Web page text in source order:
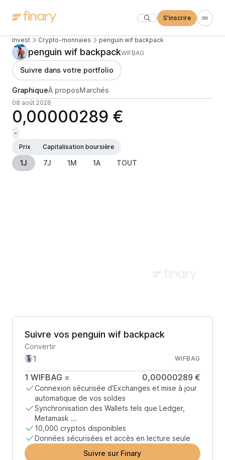
S'inscrire
Invest Crypto-monnaies penguin wif backpack
penguin wif backpackWIFBAG
Suivre dans votre portfolio
GraphiqueÀ proposMarchés
08 août 2026
0,00000289 €
-
Prix
Capitalisation boursière
1J 7J 1M 1A TOUT
Suivre vos penguin wif backpack
Convertir
WIFBAG
1 WIFBAG = 0,00000289 €
Connexion sécurisée d’Exchanges et mise à jour
automatique de vos soldes
Synchronisation des Wallets tels que Ledger,
Metamask ...
10,000 cryptos disponibles
Données sécurisées et accès en lecture seule
Suivre sur Finary